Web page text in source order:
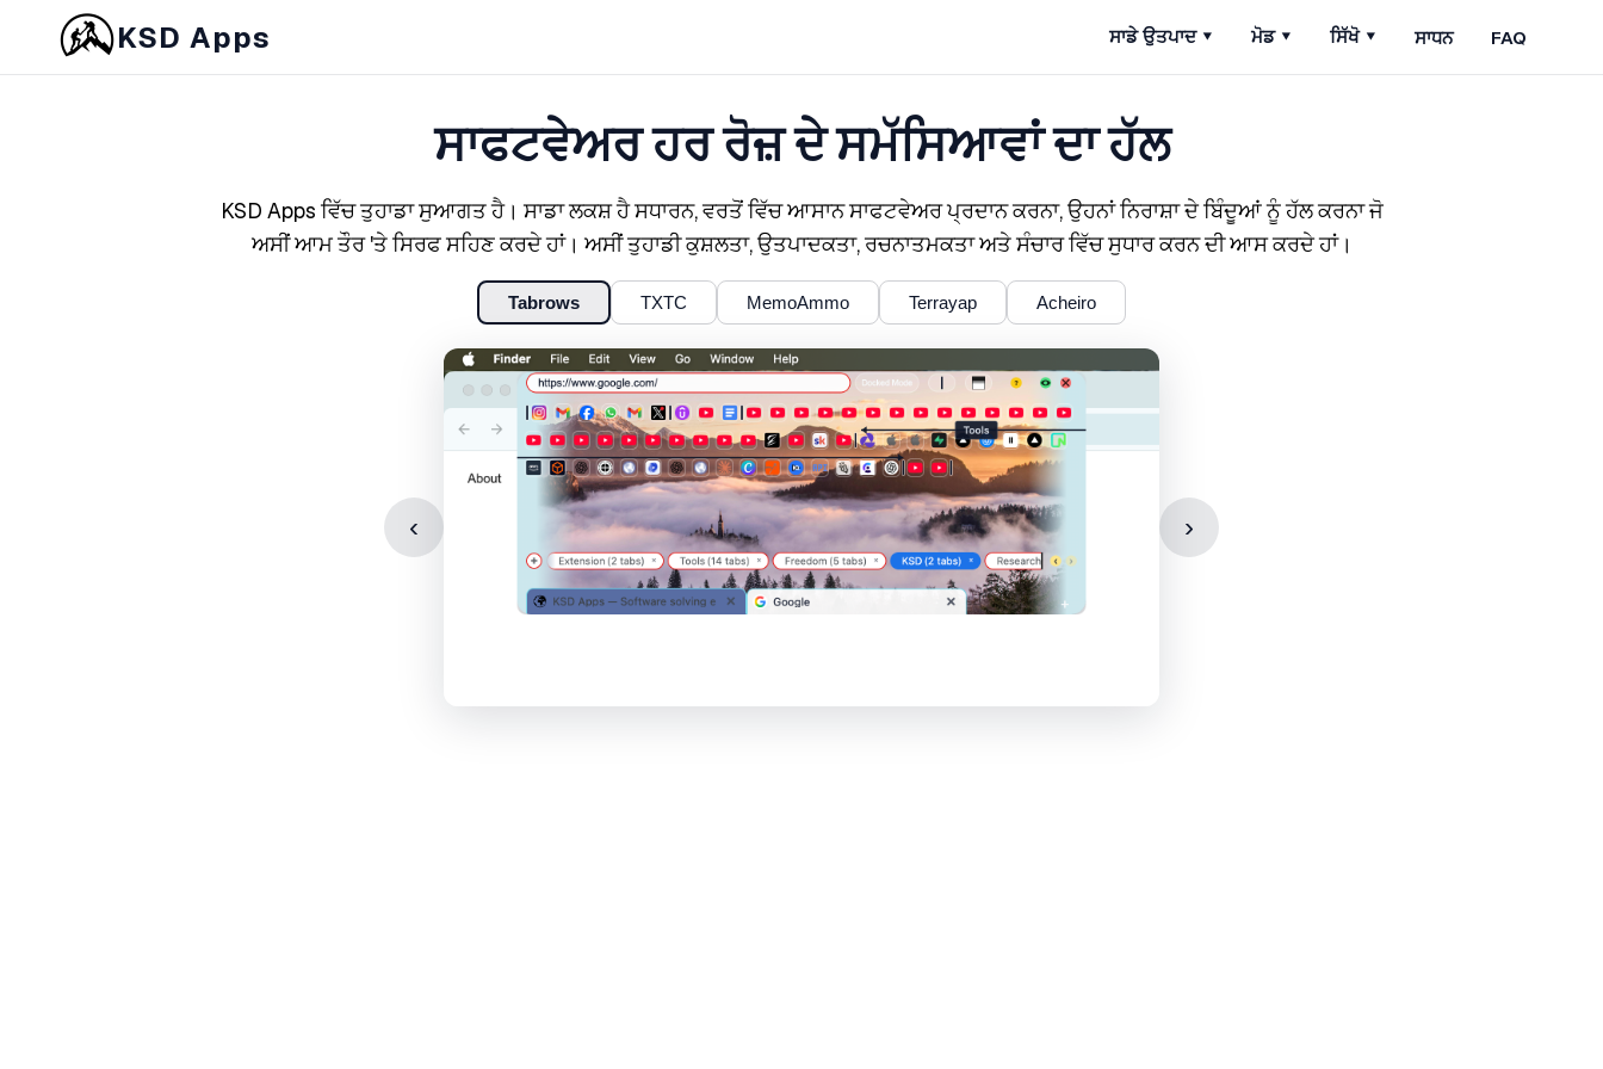
KSD Apps ਸਾਡੇ ਉਤਪਾਦ▾ ਮੋਡ▾ ਸਿੱਖੋ▾ ਸਾਧਨ FAQ
ਸਾਫਟਵੇਅਰ ਹਰ ਰੋਜ਼ ਦੇ ਸਮੱਸਿਆਵਾਂ ਦਾ ਹੱਲ
KSD Apps ਵਿੱਚ ਤੁਹਾਡਾ ਸੁਆਗਤ ਹੈ। ਸਾਡਾ ਲਕਸ਼ ਹੈ ਸਧਾਰਨ, ਵਰਤੋਂ ਵਿੱਚ ਆਸਾਨ ਸਾਫਟਵੇਅਰ ਪ੍ਰਦਾਨ ਕਰਨਾ, ਉਹਨਾਂ ਨਿਰਾਸ਼ਾ ਦੇ ਬਿੰਦੂਆਂ ਨੂੰ ਹੱਲ ਕਰਨਾ ਜੋ
ਅਸੀਂ ਆਮ ਤੌਰ 'ਤੇ ਸਿਰਫ ਸਹਿਣ ਕਰਦੇ ਹਾਂ। ਅਸੀਂ ਤੁਹਾਡੀ ਕੁਸ਼ਲਤਾ, ਉਤਪਾਦਕਤਾ, ਰਚਨਾਤਮਕਤਾ ਅਤੇ ਸੰਚਾਰ ਵਿੱਚ ਸੁਧਾਰ ਕਰਨ ਦੀ ਆਸ ਕਰਦੇ ਹਾਂ।
Tabrows TXTC MemoAmmo Terrayap Acheiro
‹ ›